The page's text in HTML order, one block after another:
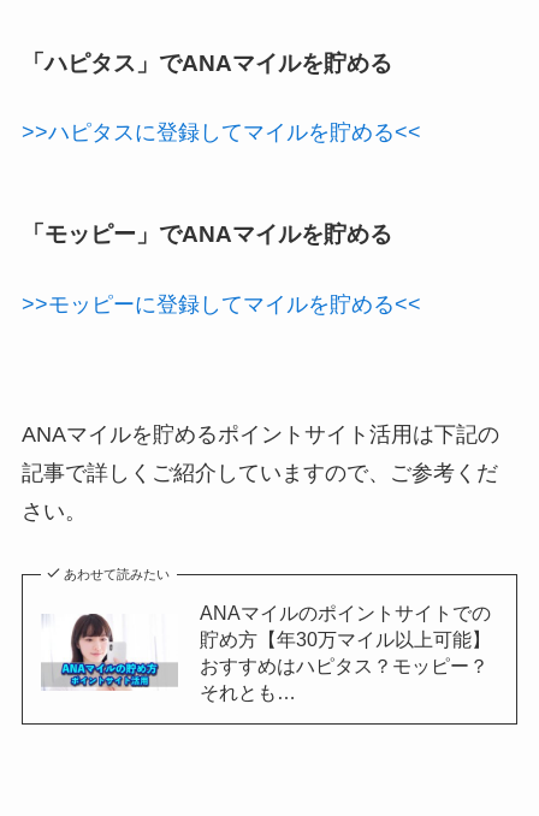
「ハピタス」 でANAマイルを貯める
>>ハピタスに登録してマイルを貯める<<
「モッピー」 でANAマイルを貯める
>>モッピーに登録してマイルを貯める<<
ANAマイルを貯めるポイントサイト活用は下記の
記事で詳しくご紹介していますので、ご参考くだ
さい。
あわせて読みたい
ANAマイルのポイントサイトでの
貯め方【年30万マイル以上可能】
おすすめはハピタス？モッピー？
それとも…